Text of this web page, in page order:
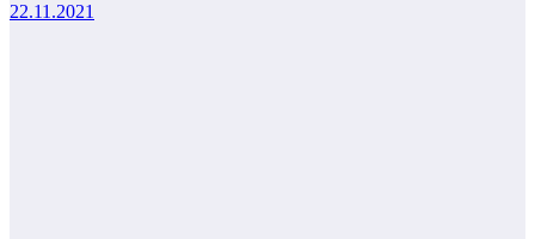
22.11.2021